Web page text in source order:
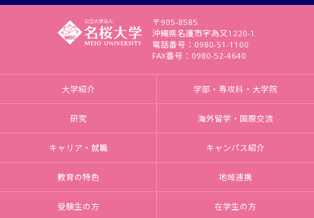
〒905-8585
沖縄県名護市字為又1220-1
電話番号：0980-51-1100
FAX番号：0980-52-4640
大学紹介 学部・専攻科・大学院
研究 海外留学・国際交流
キャリア・就職 キャンパス紹介
教育の特色 地域連携
受験生の方 在学生の方